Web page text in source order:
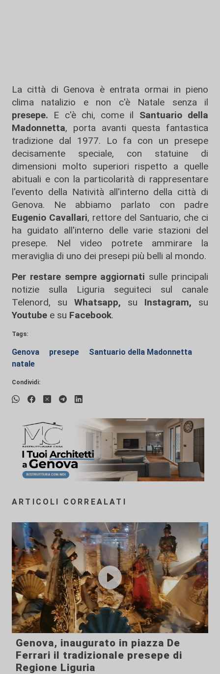
La città di Genova è entrata ormai in pieno
clima natalizio e non c'è Natale senza il
presepe. E c'è chi, come il Santuario della
Madonnetta, porta avanti questa fantastica
tradizione dal 1977. Lo fa con un presepe
decisamente speciale, con statuine di
dimensioni molto superiori rispetto a quelle
abituali e con la particolarità di rappresentare
l'evento della Natività all'interno della città di
Genova. Ne abbiamo parlato con padre
Eugenio Cavallari, rettore del Santuario, che ci
ha guidato all'interno delle varie stazioni del
presepe. Nel video potrete ammirare la
meraviglia di uno dei presepi più belli al mondo.
Per restare sempre aggiornati sulle principali
notizie sulla Liguria seguiteci sul canale
Telenord, su
Whatsapp, su Instagram, su
Youtube e su Facebook.
Tags:
Genova presepe
Santuario della Madonnetta
natale
Condividi:
ARTICOLI CORREALATI
Genova, inaugurato in piazza De
Ferrari il tradizionale presepe di
Regione Liguria